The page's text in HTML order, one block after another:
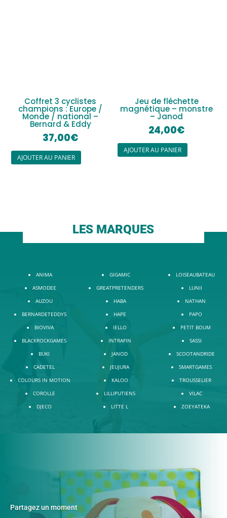
Coffret 3 cyclistes
champions : Europe /
Monde / national –
Bernard & Eddy
37,00€
AJOUTER AU PANIER
Jeu de fléchette
magnétique – monstre
– Janod
24,00€
AJOUTER AU PANIER
LES MARQUES
ANIMA
ASMODEE
AUZOU
BERNARDETEDDYS
BIOVIVA
BLACKROCKGAMES
BUKI
CADETEL
COLOURS IN MOTION
COROLLE
DJECO
GIGAMIC
GREATPRETENDERS
HABA
HAPE
IELLO
INTRAFIN
JANOD
JEUJURA
KALOO
LILLIPUTIENS
LITTE L
LOISEAUBATEAU
LUNII
NATHAN
PAPO
PETIT BOUM
SASSI
SCOOTANDRIDE
SMARTGAMES
TROUSSELIER
VILAC
ZOEYATEKA
Partagez un moment